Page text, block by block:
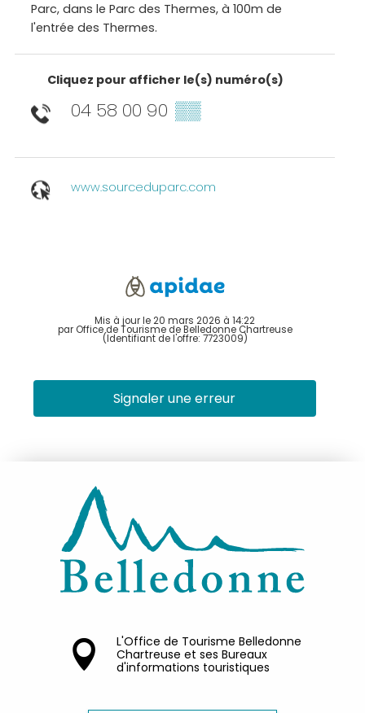
Parc, dans le Parc des Thermes, à 100m de
l'entrée des Thermes.
Cliquez pour afficher le(s) numéro(s)
04 58 00 90 ▒▒
www.sourceduparc.com
Mis à jour le 20 mars 2026 à 14:22
par Office de Tourisme de Belledonne Chartreuse
(Identifiant de l'offre: 7723009)
Signaler une erreur
L'Office de Tourisme Belledonne
Chartreuse et ses Bureaux
d'informations touristiques